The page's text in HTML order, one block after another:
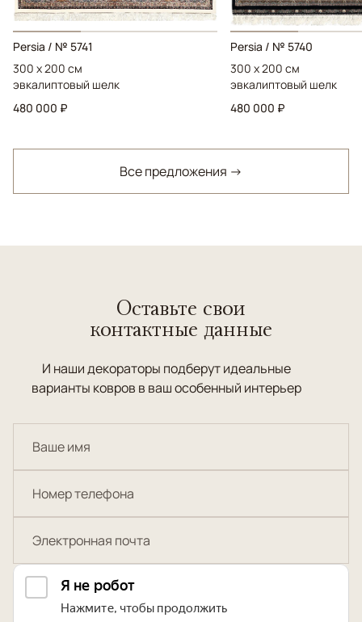
Persia / № 5741
300 x 200 см
эвкалиптовый шелк
480 000 ₽
Persia / № 5740
300 x 200 см
эвкалиптовый шелк
480 000 ₽
Все предложения →
Оставьте свои
контактные данные
И наши декораторы подберут идеальные
варианты ковров в ваш особенный интерьер